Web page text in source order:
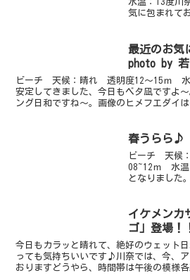
水温：13度川
気に包まれて
グを終えた後
です。歩い
最近のお気
photo by
ビーチ 天候：晴れ 透明度12～15ｍ
安定してきました、今日もベタ凪ですよ
ング日和ですね～。画像のヒメフエダイ
春うらら♪
ビーチ 天候
08~12ｍ 水温
となりました
２本とも浅場
が多いです（
イケメンカ
ゴ」登場！
今日もカラッと晴れて、絶好のウェット
っても気持ちいいです♪川奈では、今、
おりますどうやら、時間帯は午後の模様